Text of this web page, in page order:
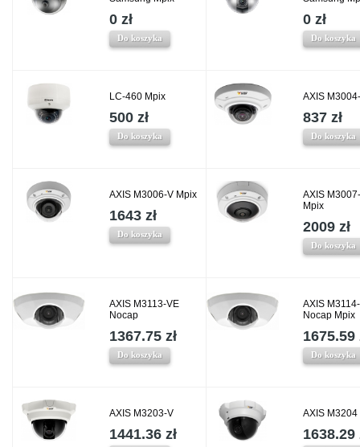
0 zł
Do koszyka
0 zł
Do koszyka
LC-460 Mpix
500 zł
Do koszyka
AXIS
837 zł
Do koszyka
AXIS M3006-V Mpix
1643 zł
Do koszyka
AXIS
Mpix
2009 zł
Do koszyka
AXIS M3113-VE
Nocap
1367.75 zł
Do koszyka
AXIS
Nocap Mpix
1675.59
Do koszyka
AXIS M3203-V
1441.36 zł
AXIS M3204
1638.29